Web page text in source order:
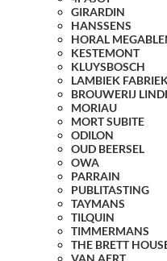
GIRARDIN
HANSSENS
HORAL
KESTEMONT
KLUYSBOSCH
LAMBIEK FABRIEK
BROUWERIJ
MORIAU
MORT SUBITE
ODILON
OUD BEERSEL
OWA
PARRAIN
PUBLITASTING
TAYMANS
TILQUIN
TIMMERMANS
THE BRETT
VAN AERT